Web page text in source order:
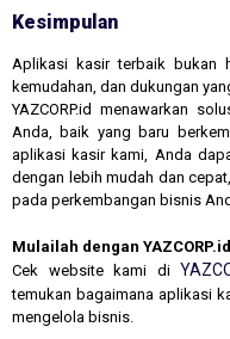
Kesimpulan
Aplikasi kasir terbaik bukan
kemudahan, dan dukungan
YAZCORP.id menawarkan
Anda, baik yang baru
aplikasi kasir kami, Anda
dengan lebih mudah dan
pada perkembangan bisnis
Mulailah dengan
Cek website kami di
temukan bagaimana aplikasi
mengelola bisnis.